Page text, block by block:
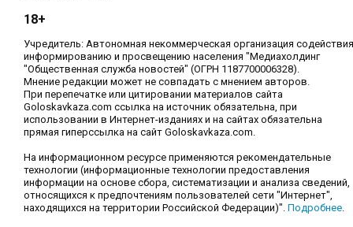
18+
Учредитель: Автономная некоммерческая организация содействия
информированию и просвещению населения "Медиахолдинг
"Общественная служба новостей" (ОГРН 1187700006328).
Мнение редакции может не совпадать с мнением авторов.
При перепечатке или цитировании материалов сайта
Goloskavkaza.com ссылка на источник обязательна, при
использовании в Интернет-изданиях и на сайтах обязательна
прямая гиперссылка на сайт Goloskavkaza.com.
На информационном ресурсе применяются рекомендательные
технологии (информационные технологии предоставления
информации на основе сбора, систематизации и анализа сведений,
относящихся к предпочтениям пользователей сети "Интернет",
находящихся на территории Российской Федерации)". Подробнее.